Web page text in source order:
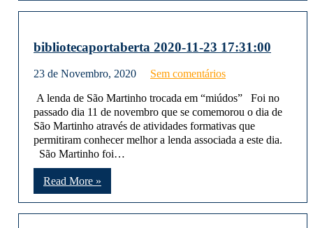
bibliotecaportaberta 2020-11-23 17:31:00
23 de Novembro, 2020 Sem comentários
A lenda de São Martinho trocada em “miúdos” Foi no
passado dia 11 de novembro que se comemorou o dia de
São Martinho através de atividades formativas que
permitiram conhecer melhor a lenda associada a este dia.
São Martinho foi…
Read More »